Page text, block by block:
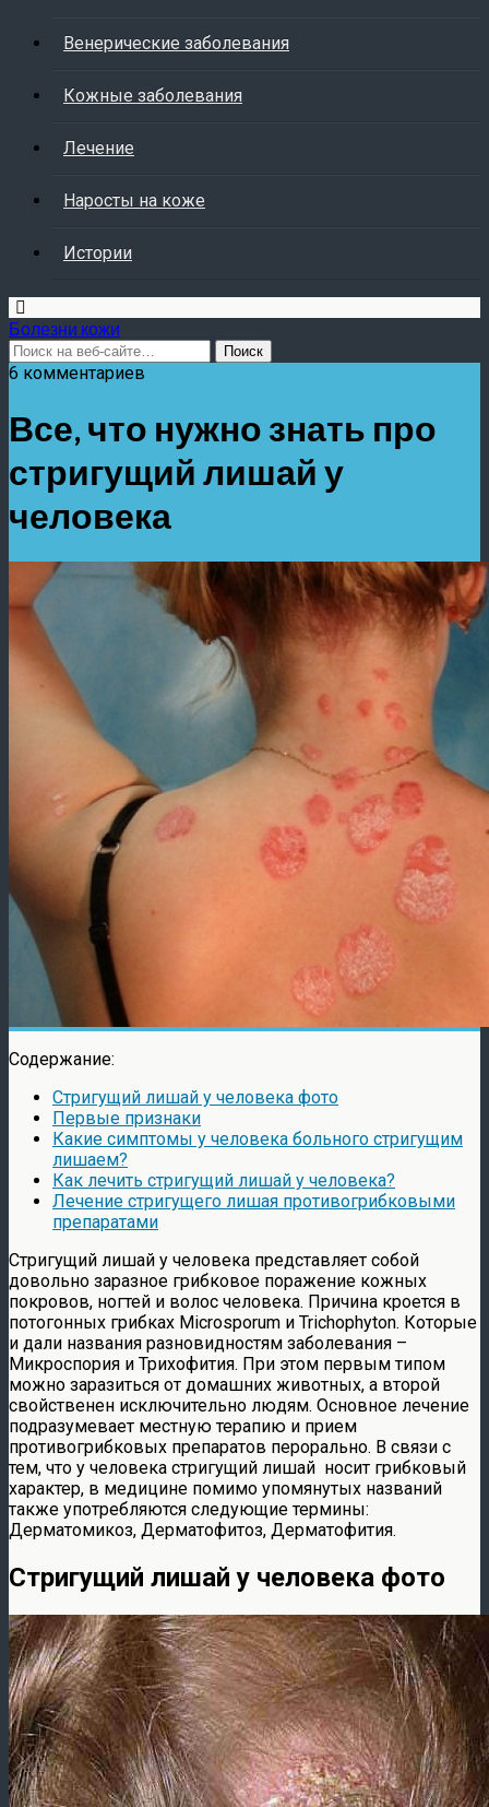
Венерические заболевания
Кожные заболевания
Лечение
Наросты на коже
Истории
Болезни кожи
6 комментариев
Все, что нужно знать про
стригущий лишай у
человека
Содержание:
Стригущий лишай у человека фото
Первые признаки
Какие симптомы у человека больного стригущим
лишаем?
Как лечить стригущий лишай у человека?
Лечение стригущего лишая противогрибковыми
препаратами
Стригущий лишай у человека представляет собой
довольно заразное грибковое поражение кожных
покровов, ногтей и волос человека. Причина кроется в
потогонных грибках Microsporum и Trichophyton. Которые
и дали названия разновидностям заболевания –
Микроспория и Трихофития. При этом первым типом
можно заразиться от домашних животных, а второй
свойственен исключительно людям. Основное лечение
подразумевает местную терапию и прием
противогрибковых препаратов перорально. В связи с
тем, что у человека стригущий лишай носит грибковый
характер, в медицине помимо упомянутых названий
также употребляются следующие термины:
Дерматомикоз, Дерматофитоз, Дерматофития.
Стригущий лишай у человека фото